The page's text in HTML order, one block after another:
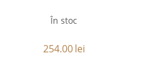
În stoc
254.00lei